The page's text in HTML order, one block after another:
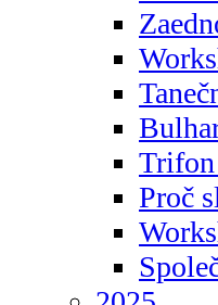
Proč